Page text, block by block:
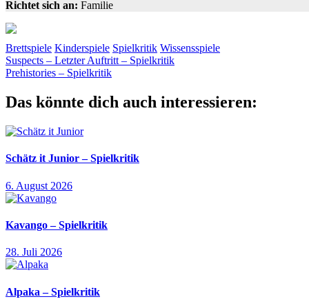
Richtet sich an: Familie
Brettspiele Kinderspiele Spielkritik Wissensspiele
moses.ordnenschätzenSylvesterTiereWissen
Beitragsnavigation
Vorheriger
Beitrag:
Suspects – Letzter Auftritt – Spielkritik
Nächster
Prehistories – Spielkritik
Das könnte dich auch interessieren:
Schätz it Junior – Spielkritik
6. August 2026
Kavango – Spielkritik
28. Juli 2026
Alpaka – Spielkritik